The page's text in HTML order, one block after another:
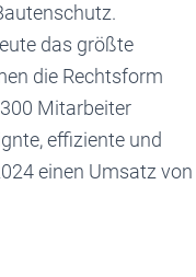
das größte
die Rechtsform
Mitarbeiter
effiziente und
einen Umsatz von